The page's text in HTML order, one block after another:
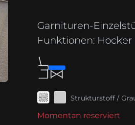
Garnituren-
Funktionen: Hocker
Strukturstoff /
Momentan reserviert